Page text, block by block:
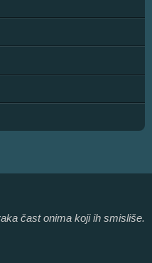
čast onima koji ih smisliše.